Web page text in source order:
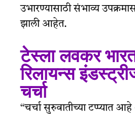
उभारण्यासाठी संभाव्य
झाली आहेत.
टेस्ला लवकर
रिलायन्स
चर्चा
“चर्चा सुरुवातीच्या टप्प्यात